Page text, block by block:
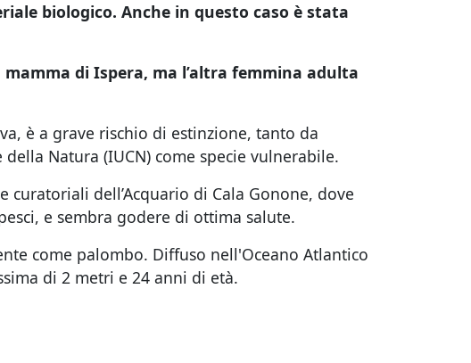
biologico. Anche in questo caso è stata
di Ispera, ma l’altra femmina adulta
è a grave rischio di estinzione, tanto da
Natura (IUCN) come specie vulnerabile.
curatoriali dell’Acquario di Cala Gonone, dove
e sembra godere di ottima salute.
come palombo. Diffuso nell'Oceano Atlantico
di 2 metri e 24 anni di età.